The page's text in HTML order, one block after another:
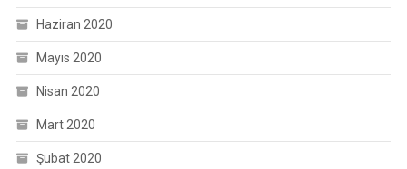
Haziran 2020
Mayıs 2020
Nisan 2020
Mart 2020
Şubat 2020